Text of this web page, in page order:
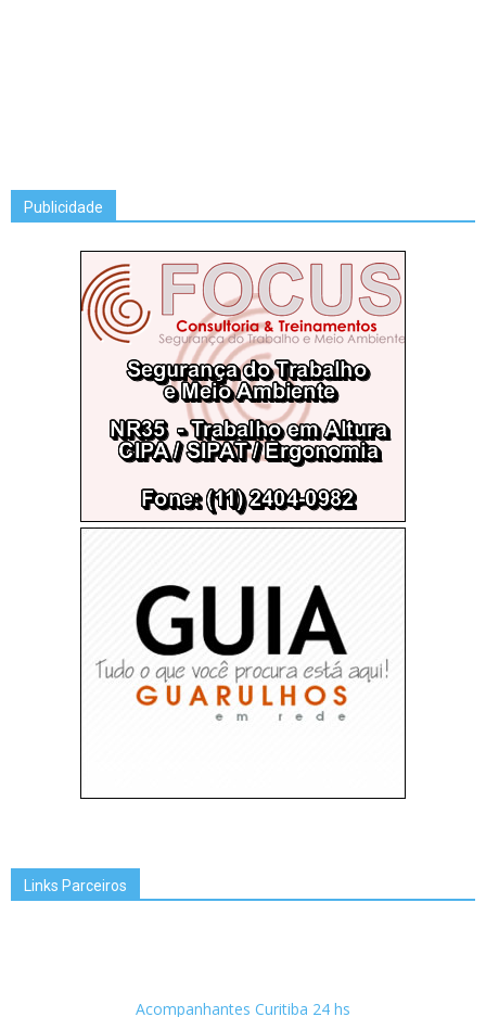
Publicidade
Links Parceiros
Acompanhantes Curitiba 24 hs